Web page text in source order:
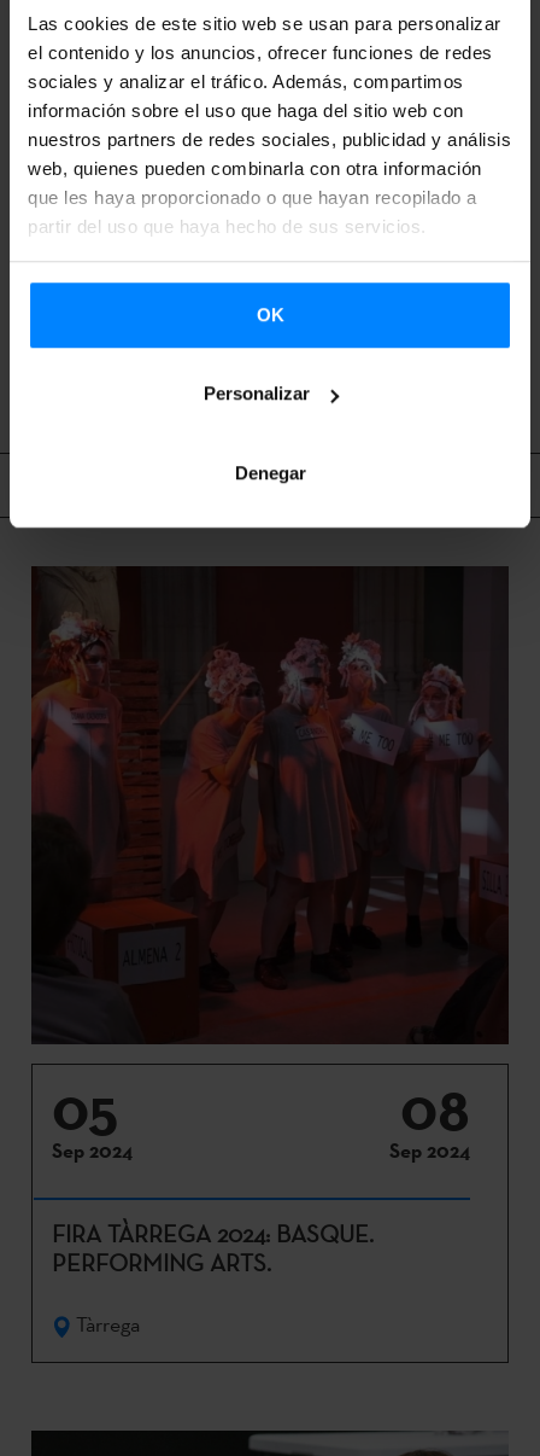
Las cookies de este sitio web se usan para personalizar
el contenido y los anuncios, ofrecer funciones de redes
sociales y analizar el tráfico. Además, compartimos
información sobre el uso que haga del sitio web con
nuestros partners de redes sociales, publicidad y análisis
web, quienes pueden combinarla con otra información
que les haya proporcionado o que hayan recopilado a
partir del uso que haya hecho de sus servicios.
OK
Personalizar
Denegar
VOLVER
Contenido relacionado
05
Sep 2024
08
Sep 2024
FIRA TÀRREGA 2024: BASQUE.
PERFORMING ARTS.
Tàrrega